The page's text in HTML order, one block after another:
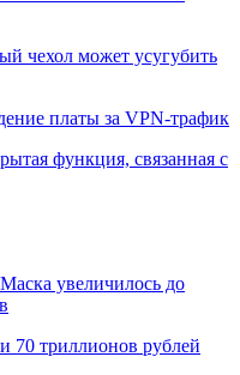
чехол может усугубить
платы за VPN-трафик
функция, связанная с
увеличилось до
70 триллионов рублей